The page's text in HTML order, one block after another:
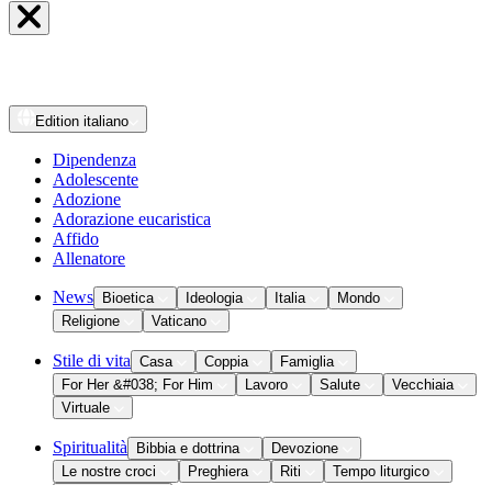
Edition italiano
Dipendenza
Adolescente
Adozione
Adorazione eucaristica
Affido
Allenatore
News Bioetica Ideologia Italia
Mondo
Religione
Vaticano
Stile di vita Casa Coppia
Famiglia
For Her &#038; For Him
Lavoro Salute
Vecchiaia
Virtuale
Spiritualità Bibbia e dottrina
Devozione
Le nostre croci
Preghiera Riti
Tempo liturgico